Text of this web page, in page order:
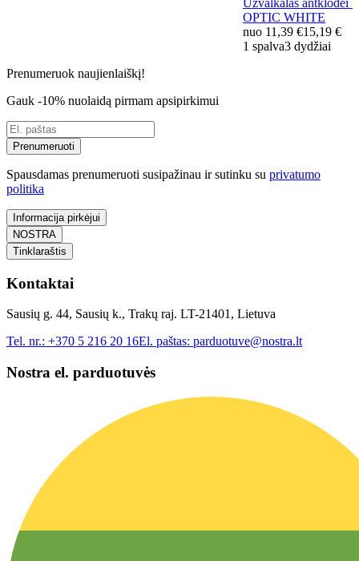
Užvalkalas antklodei
OPTIC WHITE
nuo 11,39 €15,19 €
1 spalva3 dydžiai
Prenumeruok naujienlaiškį!
Gauk -10% nuolaidą pirmam apsipirkimui
Prenumeruoti
Spausdamas prenumeruoti susipažinau ir sutinku su privatumo
politika
Informacija pirkėjui
NOSTRA
Tinklaraštis
Kontaktai
Sausių g. 44, Sausių k., Trakų raj. LT-21401, Lietuva
Tel. nr.: +370 5 216 20 16El. paštas: parduotuve@nostra.lt
Nostra el. parduotuvės